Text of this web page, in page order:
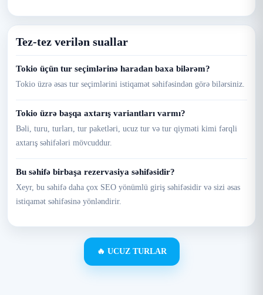
Tez-tez verilən suallar
Tokio üçün tur seçimlərinə haradan baxa bilərəm?
Tokio üzrə əsas tur seçimlərini istiqamət səhifəsindən görə bilərsiniz.
Tokio üzrə başqa axtarış variantları varmı?
Bəli, turu, turları, tur paketləri, ucuz tur və tur qiyməti kimi fərqli
axtarış səhifələri mövcuddur.
Bu səhifə birbaşa rezervasiya səhifəsidir?
Xeyr, bu səhifə daha çox SEO yönümlü giriş səhifəsidir və sizi əsas
istiqamət səhifəsinə yönləndirir.
🔥 UCUZ TURLAR